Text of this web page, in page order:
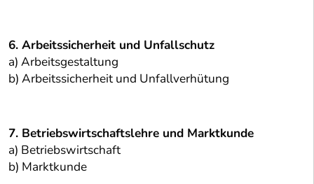
6. Arbeitssicherheit und Unfallschutz
a) Arbeitsgestaltung
b) Arbeitssicherheit und Unfallverhütung
7. Betriebswirtschaftslehre und Marktkunde
a) Betriebswirtschaft
b) Marktkunde